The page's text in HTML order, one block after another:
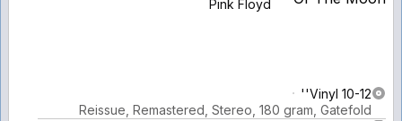
Pink Floyd
Vinyl 10-12''
Reissue, Remastered, Stereo, 180 gram, Gatefold